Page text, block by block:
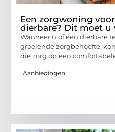
Een zorgwoning
dierbare? Dit moet u
Wanneer u of een dierbare
groeiende zorgbehoefte,
die zorg op een
Aanbiedingen